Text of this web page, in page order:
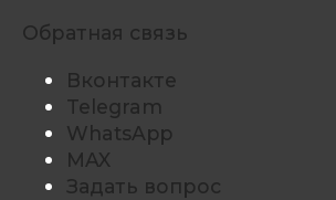
Обратная связь
Вконтакте
Telegram
WhatsApp
MAX
Задать вопрос